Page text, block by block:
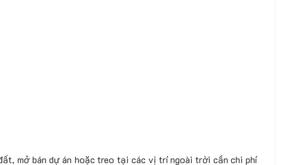
mở bán dự án hoặc treo tại các vị trí ngoài trời cần chi phí